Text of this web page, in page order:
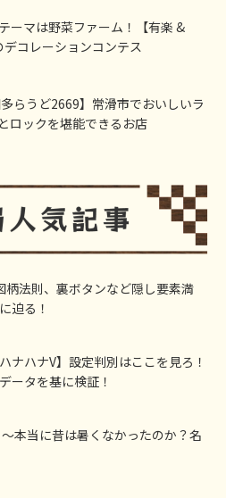
ーマは野菜ファーム！【有楽 &
コレーションコンテス
多らうど2669】常滑市でおいしいラ
ロックを堪能できるお店
柄法則、裏ボタンなど隠し要素満
迫る！
ナハナV】設定判別はここを見ろ！
ータを基に検証！
本当に昔は暑くなかったのか？名